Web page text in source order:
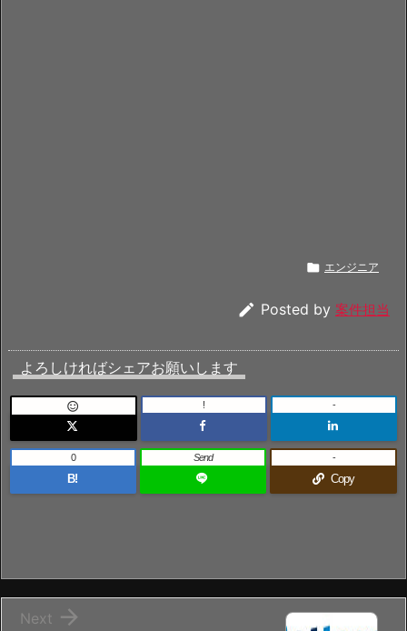
 エンジニア
 Posted by 案件担当
よろしければシェアお願いします
 ! -
B!
0 Send
Copy
-

Next